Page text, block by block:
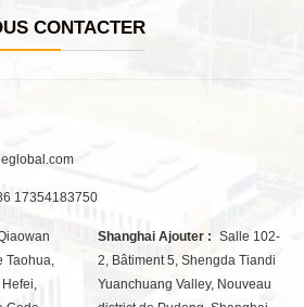
CONTACTER
17354183750
Shanghai Ajouter : Salle 102-
2, Bâtiment 5, Shengda Tiandi
Yuanchuang Valley, Nouveau